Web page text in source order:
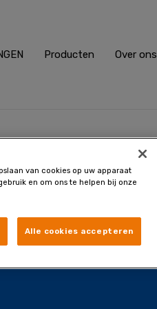
Producten Over ons
van cookies op uw apparaat
en om ons te helpen bij onze
Alle cookies accepteren